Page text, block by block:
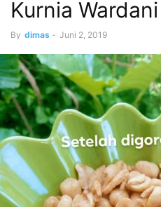
Kurnia Wardani
By dimas - Juni 2, 2019